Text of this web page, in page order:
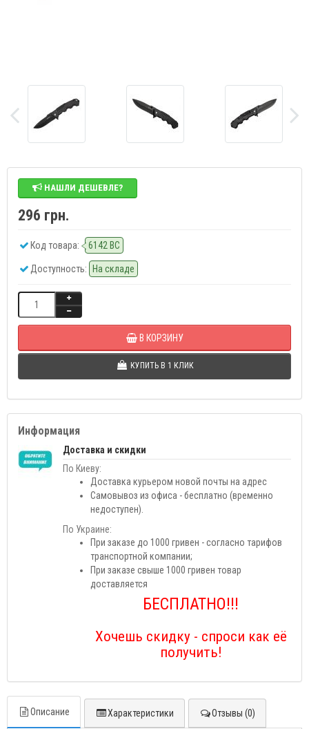
НАШЛИ ДЕШЕВЛЕ?
296 грн.
Код товара: 6142 BC
Доступность: На складе
В КОРЗИНУ
КУПИТЬ В 1 КЛИК
Информация
Доставка и скидки
По Киеву:
Доставка курьером новой почты на адрес
Самовывоз из офиса - бесплатно (временно
недоступен).
По Украине:
При заказе до 1000 гривен - согласно тарифов
транспортной компании;
При заказе свыше 1000 гривен товар
доставляется
БЕСПЛАТНО!!!
Хочешь скидку - спроси как её
получить!
Описание Характеристики Отзывы (0)